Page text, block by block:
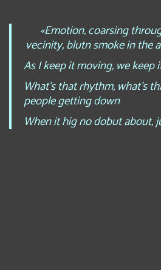
«Emotion, coarsing
vecinity, blutn smoke in the
As I keep it moving, we keep
What’s that rhythm, what’s
people getting down
When it hig no dobut about,